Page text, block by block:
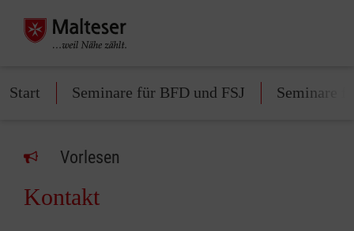
Start Seminare für BFD und FSJ Seminare
Vorlesen
Kontakt